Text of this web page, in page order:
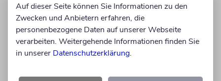
Auf dieser Seite können Sie Informationen zu den
Zwecken und Anbietern erfahren, die
personenbezogene Daten auf unserer Webseite
verarbeiten. Weitergehende Informationen finden Sie
in unserer Datenschutzerklärung.